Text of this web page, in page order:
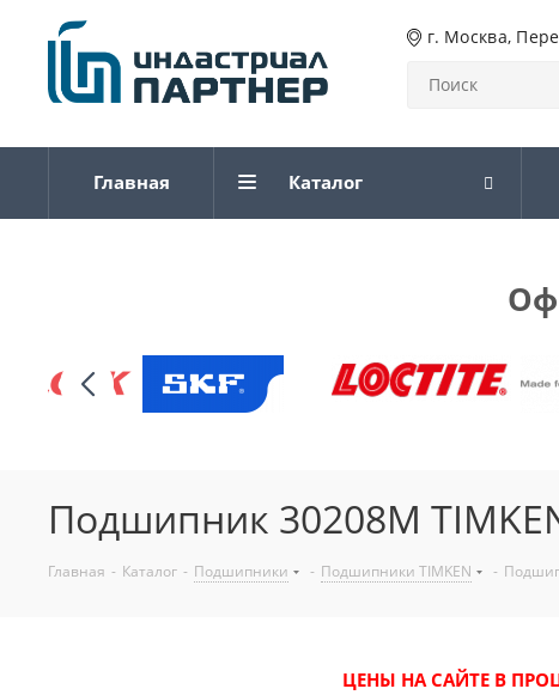
г. Москва,
Главная Каталог
Подшипник 30208M
Главная - Каталог - Подшипники - Подшипники TIMKEN -
ЦЕНЫ НА САЙТЕ В